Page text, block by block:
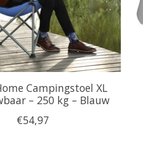
Campingstoel XL
– 250 kg – Blauw
€54,97